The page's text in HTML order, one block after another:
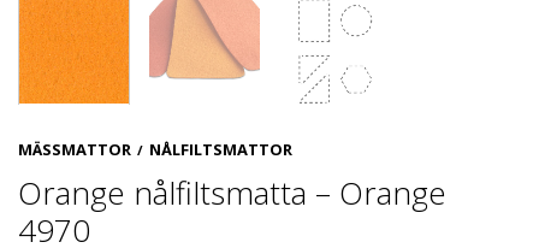
MÄSSMATTOR / NÅLFILTSMATTOR
Orange nålfiltsmatta – Orange
4970